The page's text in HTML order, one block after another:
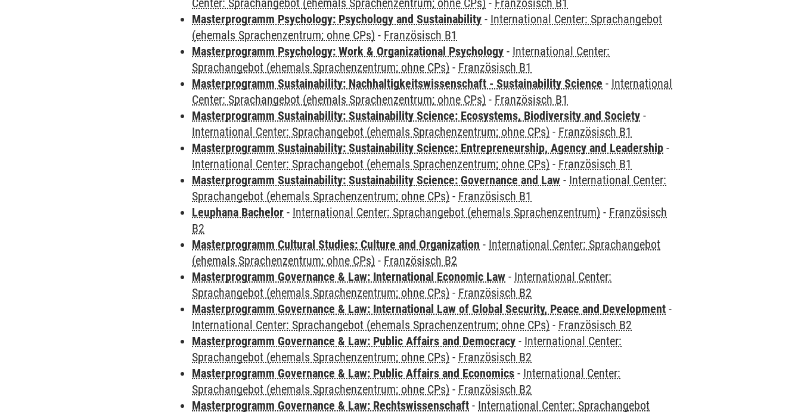
Center: Sprachangebot (ehemals Sprachenzentrum; ohne CPs) - Französisch B1
Masterprogramm Psychology: Psychology and Sustainability - International Center: Sprachangebot
(ehemals Sprachenzentrum; ohne CPs) - Französisch B1
Masterprogramm Psychology: Work & Organizational Psychology - International Center:
Sprachangebot (ehemals Sprachenzentrum; ohne CPs) - Französisch B1
Masterprogramm Sustainability: Nachhaltigkeitswissenschaft - Sustainability Science - International
Center: Sprachangebot (ehemals Sprachenzentrum; ohne CPs) - Französisch B1
Masterprogramm Sustainability: Sustainability Science: Ecosystems, Biodiversity and Society -
International Center: Sprachangebot (ehemals Sprachenzentrum; ohne CPs) - Französisch B1
Masterprogramm Sustainability: Sustainability Science: Entrepreneurship, Agency and Leadership -
International Center: Sprachangebot (ehemals Sprachenzentrum; ohne CPs) - Französisch B1
Masterprogramm Sustainability: Sustainability Science: Governance and Law - International Center:
Sprachangebot (ehemals Sprachenzentrum; ohne CPs) - Französisch B1
Leuphana Bachelor - International Center: Sprachangebot (ehemals Sprachenzentrum) - Französisch
B2
Masterprogramm Cultural Studies: Culture and Organization - International Center: Sprachangebot
(ehemals Sprachenzentrum; ohne CPs) - Französisch B2
Masterprogramm Governance & Law: International Economic Law - International Center:
Sprachangebot (ehemals Sprachenzentrum; ohne CPs) - Französisch B2
Masterprogramm Governance & Law: International Law of Global Security, Peace and Development -
International Center: Sprachangebot (ehemals Sprachenzentrum; ohne CPs) - Französisch B2
Masterprogramm Governance & Law: Public Affairs and Democracy - International Center:
Sprachangebot (ehemals Sprachenzentrum; ohne CPs) - Französisch B2
Masterprogramm Governance & Law: Public Affairs and Economics - International Center:
Sprachangebot (ehemals Sprachenzentrum; ohne CPs) - Französisch B2
Masterprogramm Governance & Law: Rechtswissenschaft - International Center: Sprachangebot